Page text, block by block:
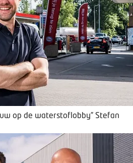
op de waterstoflobby” Stefan